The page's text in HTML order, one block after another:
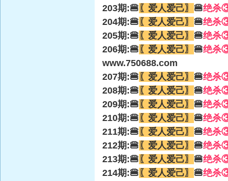
203期:🍔 〖爱人爱己〗 🍔绝杀
204期:🍔 〖爱人爱己〗 🍔绝杀
205期:🍔 〖爱人爱己〗 🍔绝杀
206期:🍔 〖爱人爱己〗 🍔绝杀
www.750688.com
207期:🍔 〖爱人爱己〗 🍔绝杀
208期:🍔 〖爱人爱己〗 🍔绝杀
209期:🍔 〖爱人爱己〗 🍔绝杀
210期:🍔 〖爱人爱己〗 🍔绝杀
211期:🍔 〖爱人爱己〗 🍔绝杀
212期:🍔 〖爱人爱己〗 🍔绝杀
213期:🍔 〖爱人爱己〗 🍔绝杀
214期:🍔 〖爱人爱己〗 🍔绝杀